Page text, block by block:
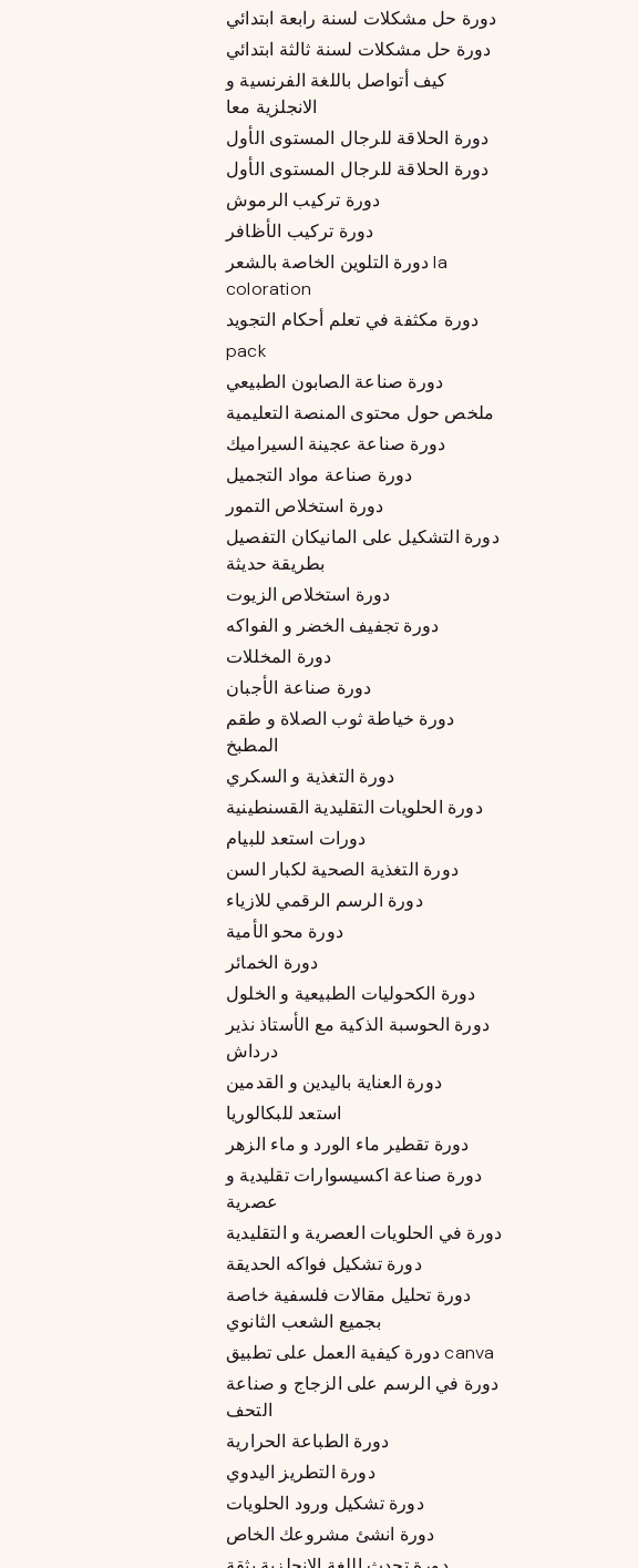
دورة حل مشكلات لسنة رابعة ابتدائي
دورة حل مشكلات لسنة ثالثة ابتدائي
كيف أتواصل باللغة الفرنسية و
الانجلزية معا
دورة الحلاقة للرجال المستوى الأول
دورة الحلاقة للرجال المستوى الأول
دورة تركيب الرموش
دورة تركيب الأظافر
دورة التلوين الخاصة بالشعر la
coloration
دورة مكثفة في تعلم أحكام التجويد
pack
دورة صناعة الصابون الطبيعي
ملخص حول محتوى المنصة التعليمية
دورة صناعة عجينة السيراميك
دورة صناعة مواد التجميل
دورة استخلاص التمور
دورة التشكيل على المانيكان التفصيل
بطريقة حديثة
دورة استخلاص الزيوت
دورة تجفيف الخضر و الفواكه
دورة المخللات
دورة صناعة الأجبان
دورة خياطة ثوب الصلاة و طقم
المطبخ
دورة التغذية و السكري
دورة الحلويات التقليدية القسنطينية
دورات استعد للبيام
دورة التغذية الصحية لكبار السن
دورة الرسم الرقمي للازياء
دورة محو الأمية
دورة الخمائر
دورة الكحوليات الطبيعية و الخلول
دورة الحوسبة الذكية مع الأستاذ نذير
درداش
دورة العناية باليدين و القدمين
استعد للبكالوريا
دورة تقطير ماء الورد و ماء الزهر
دورة صناعة اكسيسوارات تقليدية و
عصرية
دورة في الحلويات العصرية و التقليدية
دورة تشكيل فواكه الحديقة
دورة تحليل مقالات فلسفية خاصة
بجميع الشعب الثانوي
دورة كيفية العمل على تطبيق canva
دورة في الرسم على الزجاج و صناعة
التحف
دورة الطباعة الحرارية
دورة التطريز اليدوي
دورة تشكيل ورود الحلويات
دورة انشئ مشروعك الخاص